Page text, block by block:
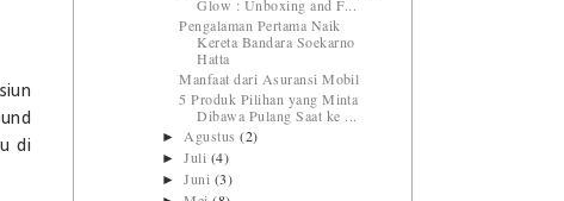
di
Glow : Unboxing and F...
Pengalaman Pertama Naik
Kereta Bandara Soekarno
Hatta
Manfaat dari Asuransi Mobil
5 Produk Pilihan yang Minta
Dibawa Pulang Saat ke ...
►Agustus(2)
►Juli (4)
►Juni (3)